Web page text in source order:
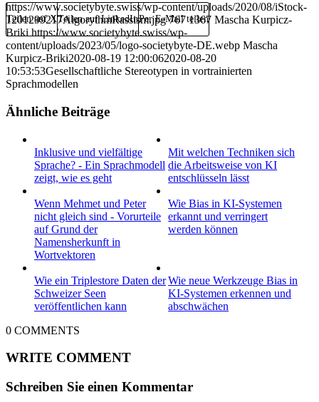
Teilen auf XTeilen auf LinkedInPer E-Mail teilen
https://www.societybyte.swiss/wp-content/uploads/2020/08/iStock-
1201299217AlgorythmRassism.jpg 767 1367 Mascha Kurpicz-
Briki https://www.societybyte.swiss/wp-
content/uploads/2023/05/logo-societybyte-DE.webp Mascha
Kurpicz-Briki2020-08-19 12:00:062020-08-20
10:53:53Gesellschaftliche Stereotypen in vortrainierten
Sprachmodellen
Ähnliche Beiträge
Inklusive und vielfältige
Sprache? - Ein Sprachmodell
zeigt, wie es geht
Mit welchen Techniken sich
die Arbeitsweise von KI
entschlüsseln lässt
Wenn Mehmet und Peter
nicht gleich sind - Vorurteile
auf Grund der
Namensherkunft in
Wortvektoren
Wie Bias in KI-Systemen
erkannt und verringert
werden können
Wie ein Triplestore Daten der
Schweizer Seen
veröffentlichen kann
Wie neue Werkzeuge Bias in
KI-Systemen erkennen und
abschwächen
0 COMMENTS
WRITE COMMENT
Schreiben Sie einen Kommentar